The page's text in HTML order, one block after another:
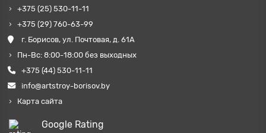
+375 (25) 530-11-11
+375 (29) 760-63-99
г. Борисов, ул. Почтовая, д. 61А
Пн-Вс: 8:00-18:00 без выходных
+375 (44) 530-11-11
info@artstroy-borisov.by
Карта сайта
Google Rating